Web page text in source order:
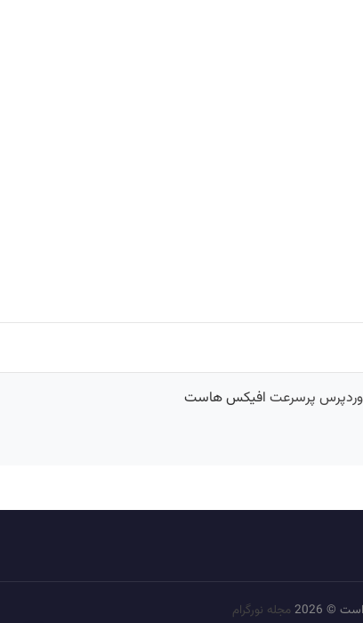
پرسرعت افیکس هاست
© 2026 مجله نورگرام